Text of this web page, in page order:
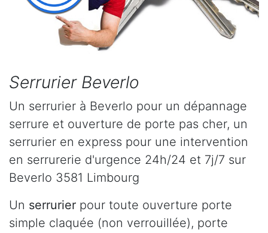
Serrurier Beverlo
Un serrurier à Beverlo pour un dépannage
serrure et ouverture de porte pas cher, un
serrurier en express pour une intervention
en serrurerie d'urgence 24h/24 et 7j/7 sur
Beverlo 3581 Limbourg
Un serrurier pour toute ouverture porte
simple claquée (non verrouillée), porte